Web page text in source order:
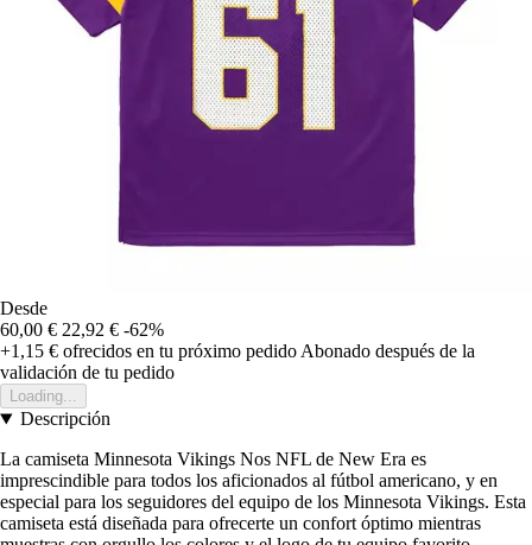
Desde
60,00 € 22,92 € -62%
+1,15 € ofrecidos en tu próximo pedido Abonado después de la
validación de tu pedido
Loading...
Descripción
La camiseta Minnesota Vikings Nos NFL de New Era es
imprescindible para todos los aficionados al fútbol americano, y en
especial para los seguidores del equipo de los Minnesota Vikings. Esta
camiseta está diseñada para ofrecerte un confort óptimo mientras